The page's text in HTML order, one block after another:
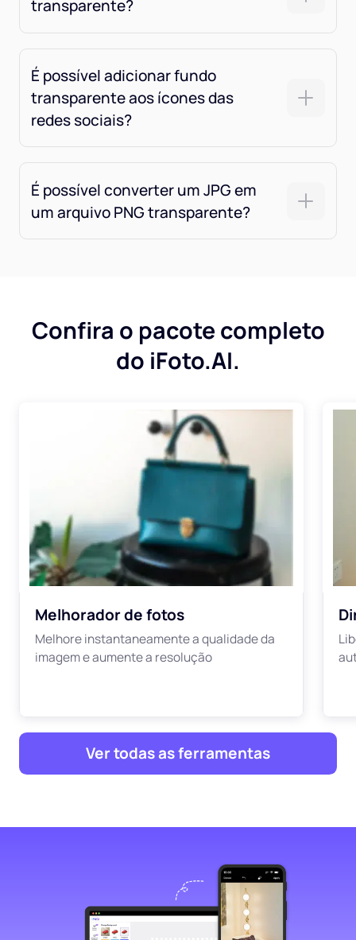
transparente?
É possível adicionar fundo
transparente aos ícones das
redes sociais?
É possível converter um JPG em
um arquivo PNG transparente?
Confira o pacote completo
do iFoto.AI.
Melhorador de fotos
Melhore instantaneamente a qualidade da
imagem e aumente a resolução
Ver todas as ferramentas